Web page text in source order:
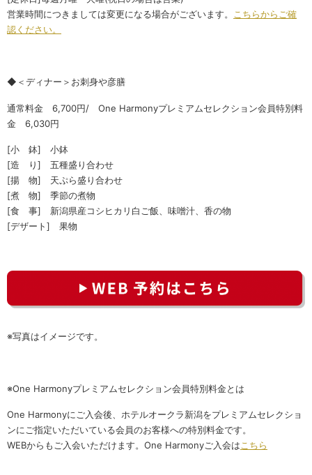
営業時間につきましては変更になる場合がございます。
こちらからご確
認ください。
◆＜ディナー＞お刺身や彦膳
通常料金 6,700円/ One Harmonyプレミアムセレクション会員特別料
金 6,030円
[小 鉢] 小鉢
[造 り] 五種盛り合わせ
[揚 物] 天ぷら盛り合わせ
[煮 物] 季節の煮物
[食 事] 新潟県産コシヒカリ白ご飯、味噌汁、香の物
[デザート] 果物
※写真はイメージです。
※One Harmonyプレミアムセレクション会員特別料金とは
One Harmonyにご入会後、ホテルオークラ新潟をプレミアムセレクショ
ンにご指定いただいている会員のお客様への特別料金です。
WEBからもご入会いただけます。One Harmonyご入会はこちら